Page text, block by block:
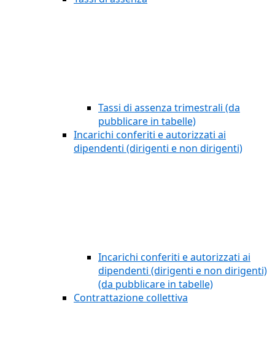
Tassi di assenza trimestrali (da
pubblicare in tabelle)
Incarichi conferiti e autorizzati ai
dipendenti (dirigenti e non dirigenti)
Incarichi conferiti e autorizzati ai
dipendenti (dirigenti e non dirigenti)
(da pubblicare in tabelle)
Contrattazione collettiva